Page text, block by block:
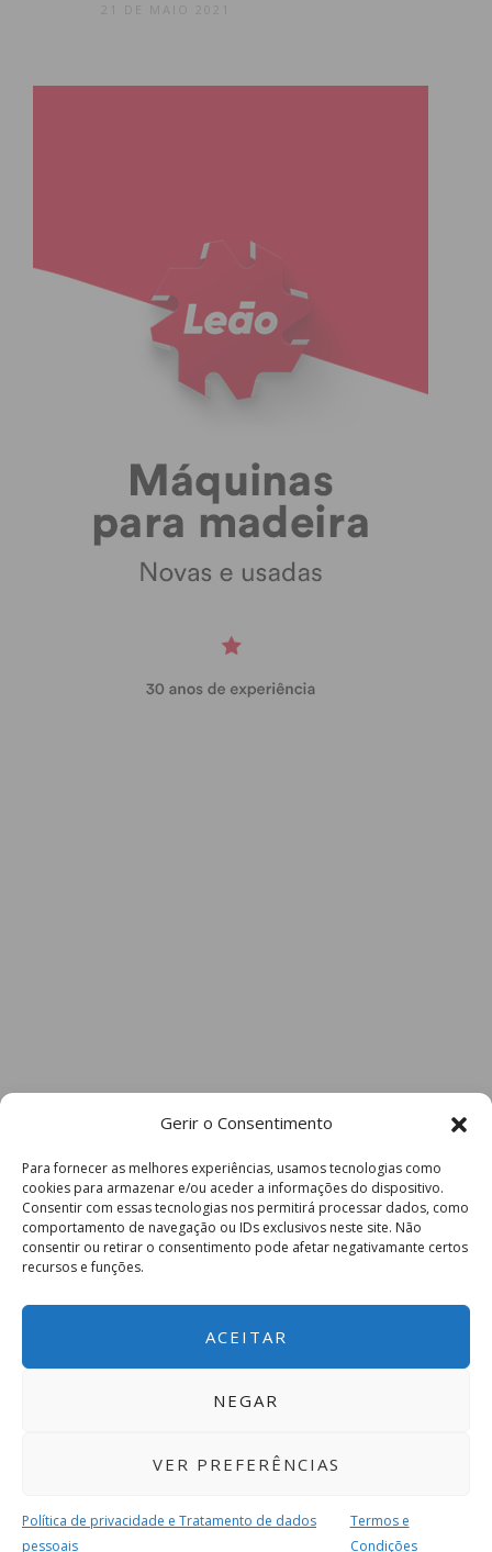
Gerir o Consentimento
Para fornecer as melhores experiências, usamos tecnologias como
cookies para armazenar e/ou aceder a informações do dispositivo.
Consentir com essas tecnologias nos permitirá processar dados, como
comportamento de navegação ou IDs exclusivos neste site. Não
consentir ou retirar o consentimento pode afetar negativamante certos
recursos e funções.
ACEITAR
NEGAR
VER PREFERÊNCIAS
Política de privacidade e Tratamento de dados
pessoais
Termos e
Condições
21 DE MAIO 2021